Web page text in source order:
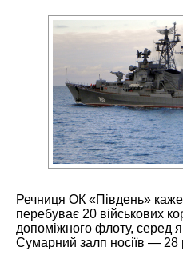
Речниця ОК «Південь»
перебуває 20 військових
допоміжного флоту, серед
Сумарний залп носіїв — 28